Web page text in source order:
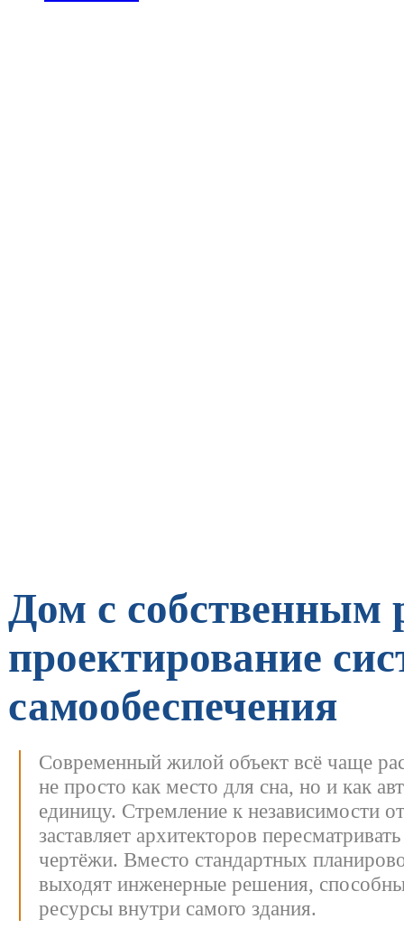
Дом с собственным
проектирование
самообеспечения
Современный жилой объект всё чаще
не просто как место для сна, но и как
единицу. Стремление к независимости
заставляет архитекторов
чертёжи. Вместо стандартных
выходят инженерные решения,
ресурсы внутри самого здания.